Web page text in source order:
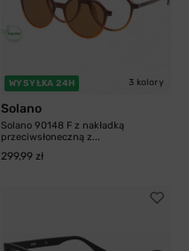
WYSYŁKA 24H 3 kolory
Solano
Solano 90148 F z nakładką
przeciwsłoneczną z...
299,99 zł